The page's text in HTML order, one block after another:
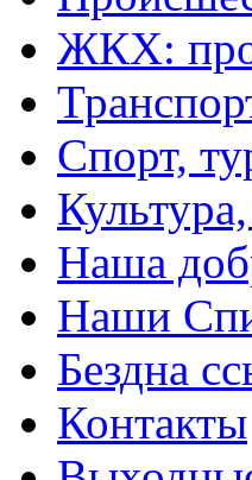
ЖКХ:
Спорт,
Наша
Наши
Бездна
Контакты